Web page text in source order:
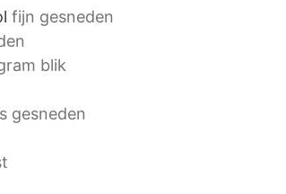
fijn gesneden
blik
gesneden